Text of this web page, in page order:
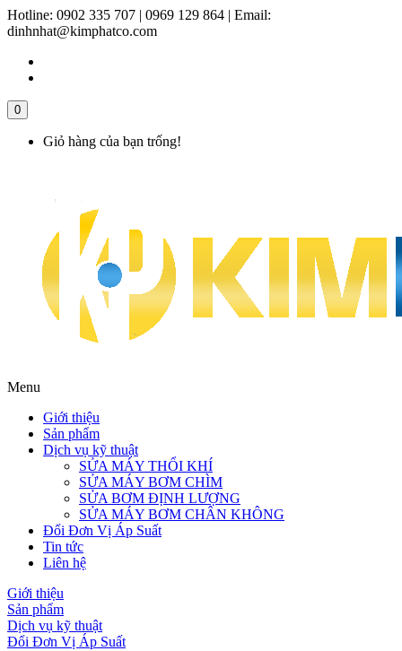
Hotline: 0902 335 707 | 0969 129 864 | Email:
dinhnhat@kimphatco.com
0
Giỏ hàng của bạn trống!
Menu
Giới thiệu
Sản phẩm
Dịch vụ kỹ thuật
SỬA MÁY THỔI KHÍ
SỬA MÁY BƠM CHÌM
SỬA BƠM ĐỊNH LƯỢNG
SỬA MÁY BƠM CHÂN KHÔNG
Đổi Đơn Vị Áp Suất
Tin tức
Liên hệ
Giới thiệu
Sản phẩm
Dịch vụ kỹ thuật
Đổi Đơn Vị Áp Suất